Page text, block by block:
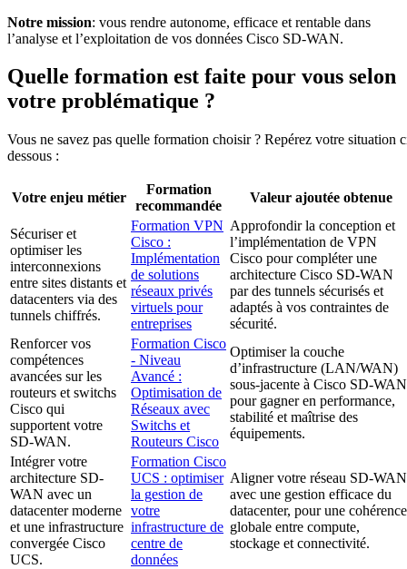
Notre mission: vous rendre autonome, efficace et rentable dans
l’analyse et l’exploitation de vos données Cisco SD-WAN.
Quelle formation est faite pour vous selon
votre problématique ?
Vous ne savez pas quelle formation choisir ? Repérez votre situation
dessous :
Votre enjeu métier
Formation
recommandée
Valeur ajoutée obtenue
Sécuriser et
optimiser les
interconnexions
entre sites distants et
datacenters via des
tunnels chiffrés.
Formation VPN
Cisco :
Implémentation
de solutions
réseaux privés
virtuels pour
entreprises
Approfondir la conception et
l’implémentation de VPN
Cisco pour compléter une
architecture Cisco SD-WAN
par des tunnels sécurisés et
adaptés à vos contraintes de
sécurité.
Renforcer vos
compétences
avancées sur les
routeurs et switchs
Cisco qui
supportent votre
SD-WAN.
Formation Cisco
- Niveau
Avancé :
Optimisation de
Réseaux avec
Switchs et
Routeurs Cisco
Optimiser la couche
d’infrastructure (LAN/WAN)
sous-jacente à Cisco SD-WAN
pour gagner en performance,
stabilité et maîtrise des
équipements.
Intégrer votre
architecture SD-
WAN avec un
datacenter moderne
et une infrastructure
convergée Cisco
UCS.
Formation Cisco
UCS : optimiser
la gestion de
votre
infrastructure de
centre de
données
Aligner votre réseau SD-WAN
avec une gestion efficace du
datacenter, pour une cohérence
globale entre compute,
stockage et connectivité.